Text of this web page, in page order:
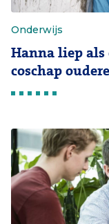
Onderwijs
Hanna liep als
coschap